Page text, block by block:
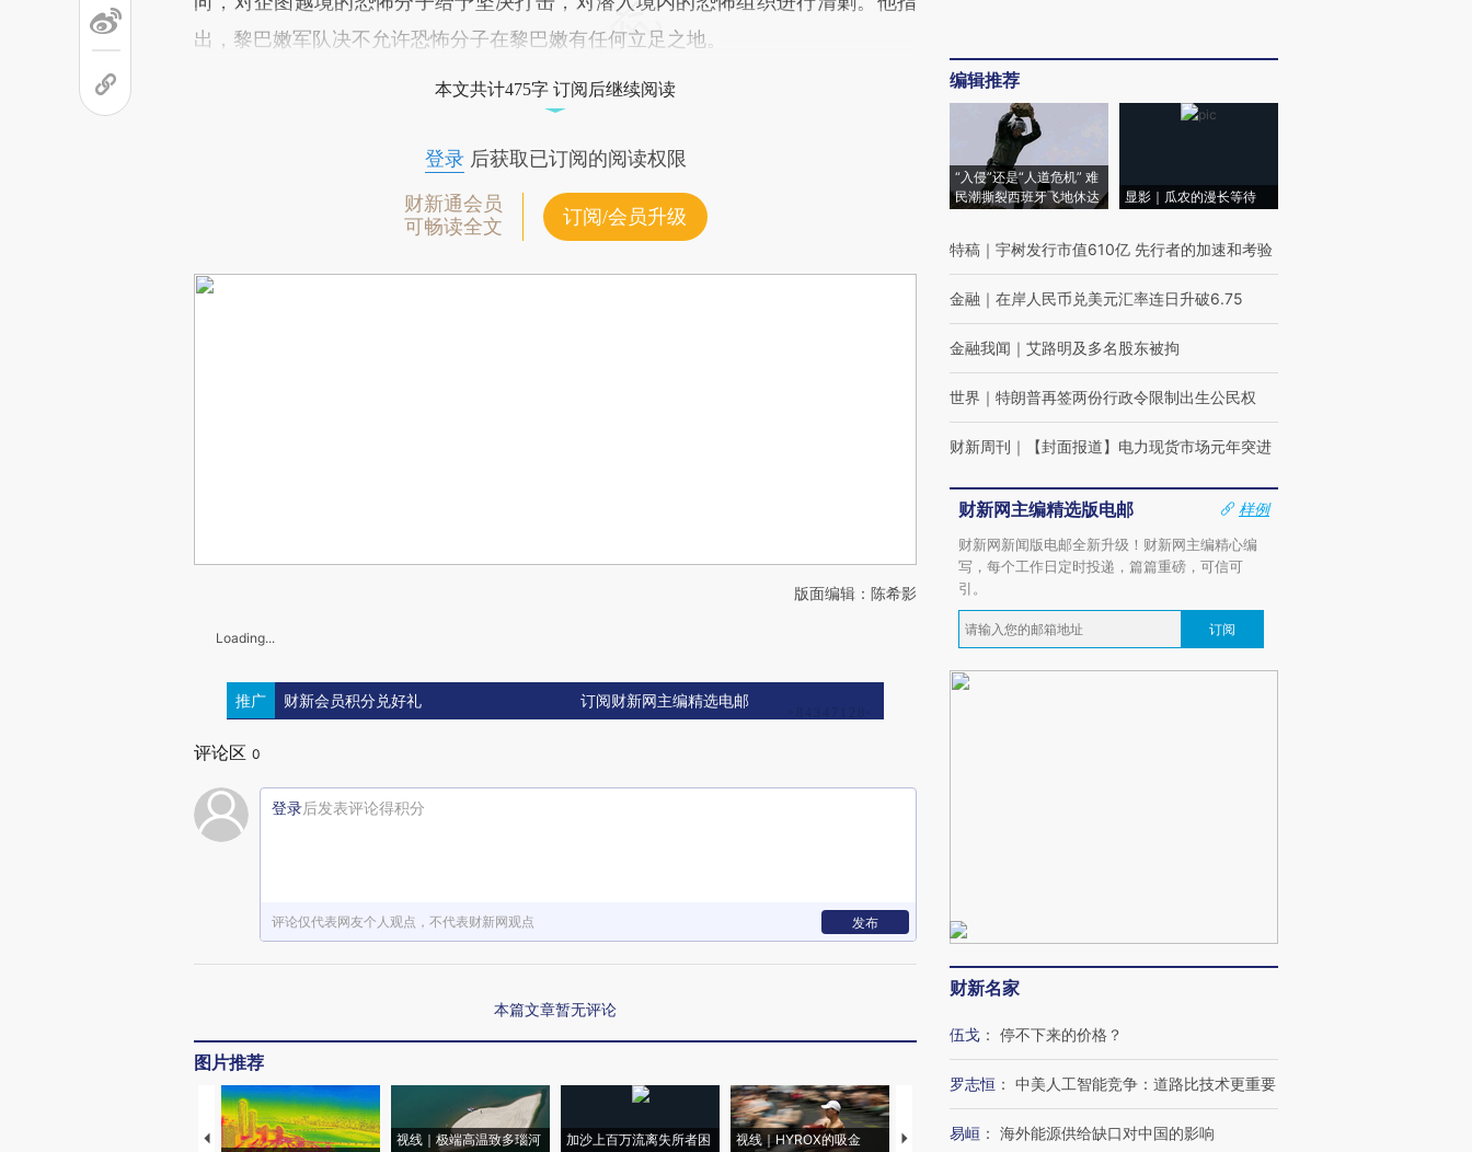
出，黎巴嫩军队决不允许恐怖分子在黎巴嫩有任何立足之地。
本文共计475字 订阅后继续阅读
登录后获取已订阅的阅读权限
财新通会员
可畅读全文
订阅/会员升级
版面编辑：陈希影
Loading...
推广 财新会员积分兑好礼 订阅财新网主编精选电邮
评论区 0
登录后发表评论得积分
评论仅代表网友个人观点，不代表财新网观点 发布
本篇文章暂无评论
图片推荐
视线｜极端高温致多瑙河
加沙上百万流离失所者困
视线｜HYROX的吸金
马航飞行员跨国走私7万
视线｜被称为“蟑螂”的印
编辑推荐
“入侵”还是“人道危机” 难
民潮撕裂西班牙飞地休达
显影｜瓜农的漫长等待
特稿 ｜ 宇树发行市值610亿 先行者的加速和考验
金融 ｜ 在岸人民币兑美元汇率连日升破6.75
金融我闻 ｜ 艾路明及多名股东被拘
世界 ｜ 特朗普再签两份行政令限制出生公民权
财新周刊 ｜ 【封面报道】电力现货市场元年突进
财新网主编精选版电邮
样例
财新网新闻版电邮全新升级！财新网主编精心编
写，每个工作日定时投递，篇篇重磅，可信可
引。
订阅
财新名家
伍戈 ： 停不下来的价格？
罗志恒 ： 中美人工智能竞争：道路比技术更重要
易峘 ： 海外能源供给缺口对中国的影响